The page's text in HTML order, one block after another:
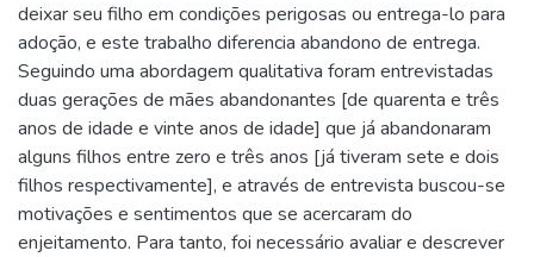
deixar seu filho em condições perigosas ou entrega-lo para
adoção, e este trabalho diferencia abandono de entrega.
Seguindo uma abordagem qualitativa foram entrevistadas
duas gerações de mães abandonantes [de quarenta e três
anos de idade e vinte anos de idade] que já abandonaram
alguns filhos entre zero e três anos [já tiveram sete e dois
filhos respectivamente], e através de entrevista buscou-se
motivações e sentimentos que se acercaram do
enjeitamento. Para tanto, foi necessário avaliar e descrever